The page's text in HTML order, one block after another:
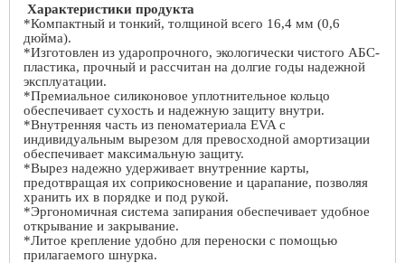
Характеристики продукта
*Компактный и тонкий, толщиной всего 16,4 мм (0,6
дюйма).
*Изготовлен из ударопрочного, экологически чистого АБС-
пластика, прочный и рассчитан на долгие годы надежной
эксплуатации.
*Премиальное силиконовое уплотнительное кольцо
обеспечивает сухость и надежную защиту внутри.
*Внутренняя часть из пеноматериала EVA с
индивидуальным вырезом для превосходной амортизации
обеспечивает максимальную защиту.
*Вырез надежно удерживает внутренние карты,
предотвращая их соприкосновение и царапание, позволяя
хранить их в порядке и под рукой.
*Эргономичная система запирания обеспечивает удобное
открывание и закрывание.
*Литое крепление удобно для переноски с помощью
прилагаемого шнурка.